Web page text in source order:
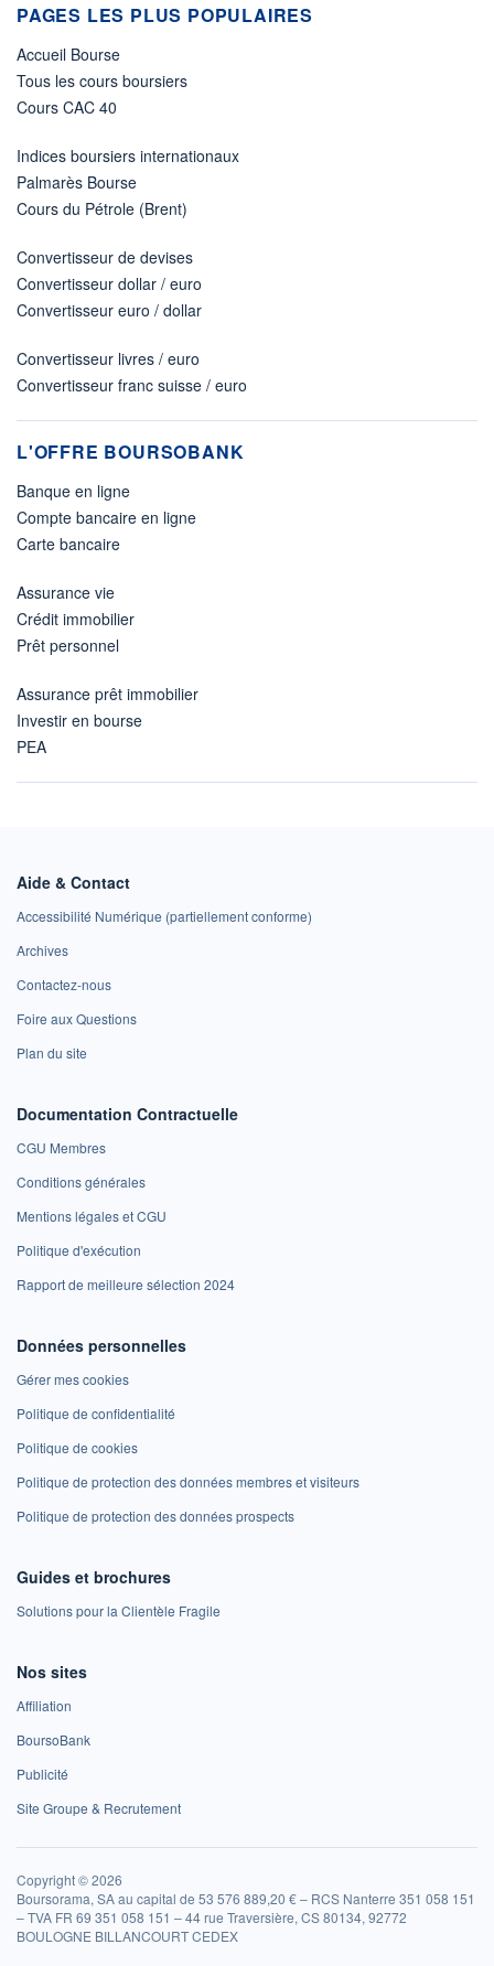
PAGES LES PLUS POPULAIRES
Accueil Bourse
Tous les cours boursiers
Cours CAC 40
Indices boursiers internationaux
Palmarès Bourse
Cours du Pétrole (Brent)
Convertisseur de devises
Convertisseur dollar / euro
Convertisseur euro / dollar
Convertisseur livres / euro
Convertisseur franc suisse / euro
L'OFFRE BOURSOBANK
Banque en ligne
Compte bancaire en ligne
Carte bancaire
Assurance vie
Crédit immobilier
Prêt personnel
Assurance prêt immobilier
Investir en bourse
PEA
Aide & Contact
Accessibilité Numérique (partiellement conforme)
Archives
Contactez-nous
Foire aux Questions
Plan du site
Documentation Contractuelle
CGU Membres
Conditions générales
Mentions légales et CGU
Politique d'exécution
Rapport de meilleure sélection 2024
Données personnelles
Gérer mes cookies
Politique de confidentialité
Politique de cookies
Politique de protection des données membres et visiteurs
Politique de protection des données prospects
Guides et brochures
Solutions pour la Clientèle Fragile
Nos sites
Affiliation
BoursoBank
Publicité
Site Groupe & Recrutement
Copyright © 2026
Boursorama, SA au capital de 53 576 889,20 € – RCS Nanterre 351 058 151
– TVA FR 69 351 058 151 – 44 rue Traversière, CS 80134, 92772
BOULOGNE BILLANCOURT CEDEX